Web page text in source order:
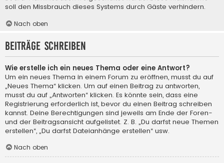
soll den Missbrauch dieses Systems durch Gäste verhindern.
Nach oben
Beiträge schreiben
Wie erstelle ich ein neues Thema oder eine Antwort?
Um ein neues Thema in einem Forum zu eröffnen, musst du auf
„Neues Thema“ klicken. Um auf einen Beitrag zu antworten,
musst du auf „Antworten“ klicken. Es könnte sein, dass eine
Registrierung erforderlich ist, bevor du einen Beitrag schreiben
kannst. Deine Berechtigungen sind jeweils am Ende der Foren-
und der Beitragsansicht aufgelistet. Z. B. „Du darfst neue Themen
erstellen“, „Du darfst Dateianhänge erstellen“ usw.
Nach oben